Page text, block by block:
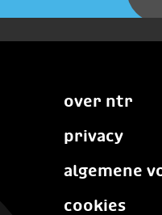
over ntr
privacy
algemene
cookies